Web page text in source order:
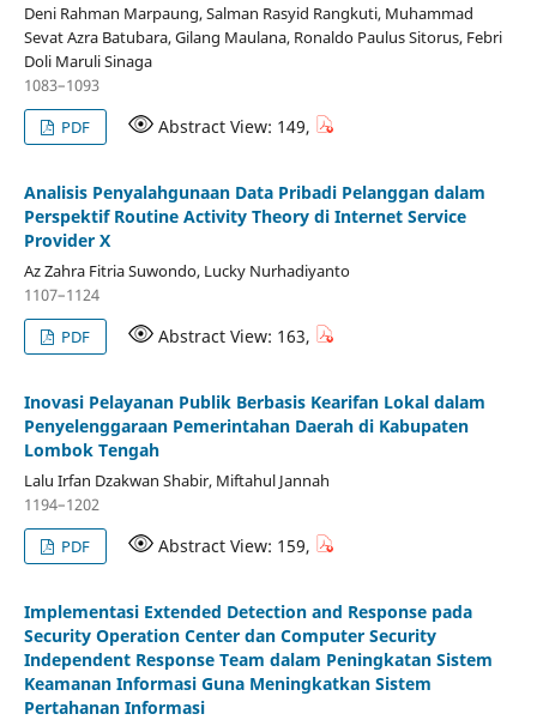
Deni Rahman Marpaung, Salman Rasyid Rangkuti, Muhammad
Sevat Azra Batubara, Gilang Maulana, Ronaldo Paulus Sitorus, Febri
Doli Maruli Sinaga
1083–1093
PDF
Abstract View: 149,
Analisis Penyalahgunaan Data Pribadi Pelanggan dalam
Perspektif Routine Activity Theory di Internet Service
Provider X
Az Zahra Fitria Suwondo, Lucky Nurhadiyanto
1107–1124
PDF
Abstract View: 163,
Inovasi Pelayanan Publik Berbasis Kearifan Lokal dalam
Penyelenggaraan Pemerintahan Daerah di Kabupaten
Lombok Tengah
Lalu Irfan Dzakwan Shabir, Miftahul Jannah
1194–1202
PDF
Abstract View: 159,
Implementasi Extended Detection and Response pada
Security Operation Center dan Computer Security
Independent Response Team dalam Peningkatan Sistem
Keamanan Informasi Guna Meningkatkan Sistem
Pertahanan Informasi